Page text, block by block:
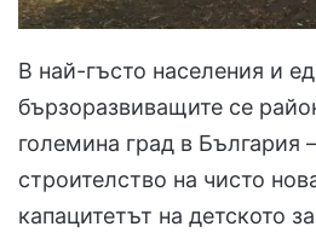
В най-гъсто населения и
бързоразвиващите се
големина град в България
строителство на чисто
капацитетът на детското